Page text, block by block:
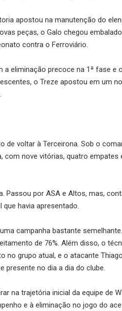
apostou na manutenção do
peças, o Galo chegou
contra o Ferroviário.
a eliminação precoce na 1ª fase e
o Treze apostou em um
de voltar à Terceirona. Sob o
nove vitórias, quatro empates
Passou por ASA e Altos, mas,
havia apresentado.
campanha bastante
de 76%. Além disso, o
no grupo atual, e o atacante
presente no dia a dia do clube.
na trajetória inicial da equipe de
e à eliminação no jogo do